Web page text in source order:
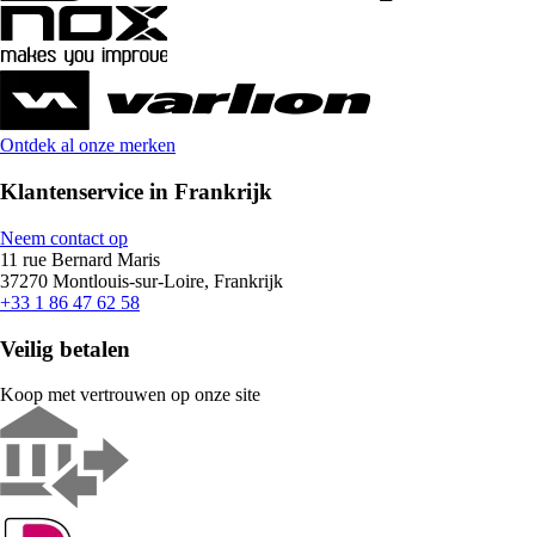
Ontdek al onze merken
Klantenservice in Frankrijk
Neem contact op
11 rue Bernard Maris
37270 Montlouis-sur-Loire, Frankrijk
+33 1 86 47 62 58
Veilig betalen
Koop met vertrouwen op onze site